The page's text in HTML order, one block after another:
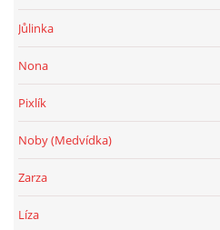
Jůlinka
Nona
Pixlík
Noby (Medvídka)
Zarza
Líza